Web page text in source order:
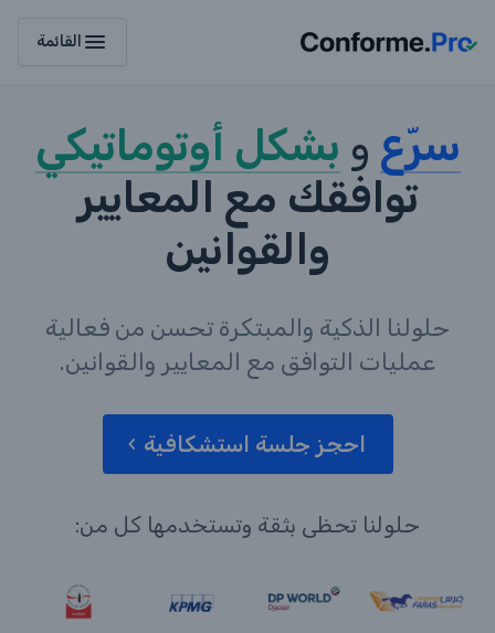
menu القائمة
سرّع و بشكل أوتوماتيكي
توافقك مع المعايير
والقوانين
حلولنا الذكية والمبتكرة تحسن من فعالية
عمليات التوافق مع المعايير والقوانين.
احجز جلسة استشكافية
حلولنا تحظى بثقة وتستخدمها كل من: